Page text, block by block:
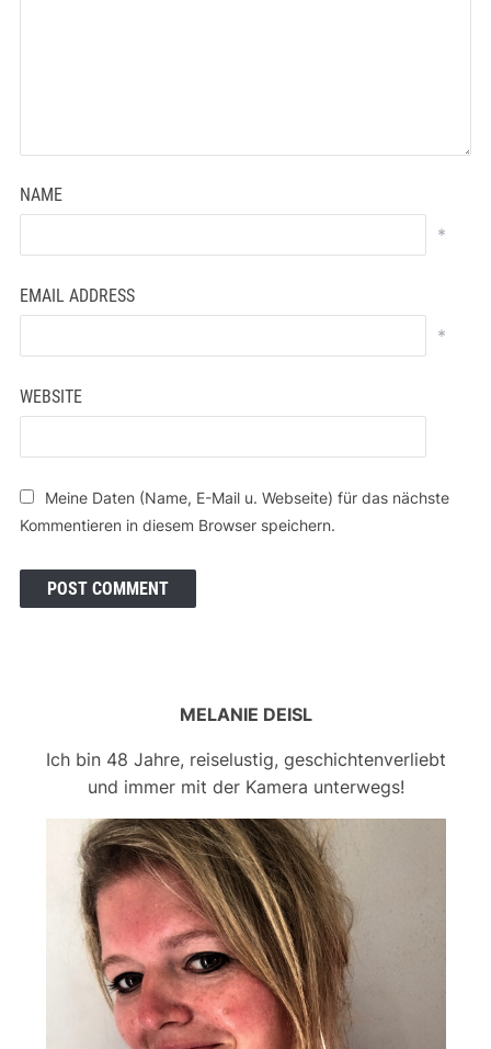
NAME
*
EMAIL ADDRESS
*
WEBSITE
Meine Daten (Name, E-Mail u. Webseite) für das nächste
Kommentieren in diesem Browser speichern.
MELANIE DEISL
Ich bin 48 Jahre, reiselustig, geschichtenverliebt
und immer mit der Kamera unterwegs!